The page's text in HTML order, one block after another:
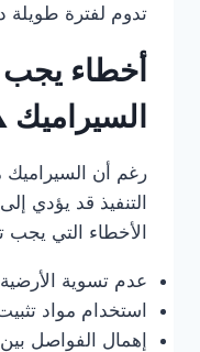
تدوم لفترة
أخطاء يجب
رغم أن السيراميك
التنفيذ قد يؤدي
الأخطاء التي يجب
عدم تسوية
استخدام مواد
إهمال الفواصل